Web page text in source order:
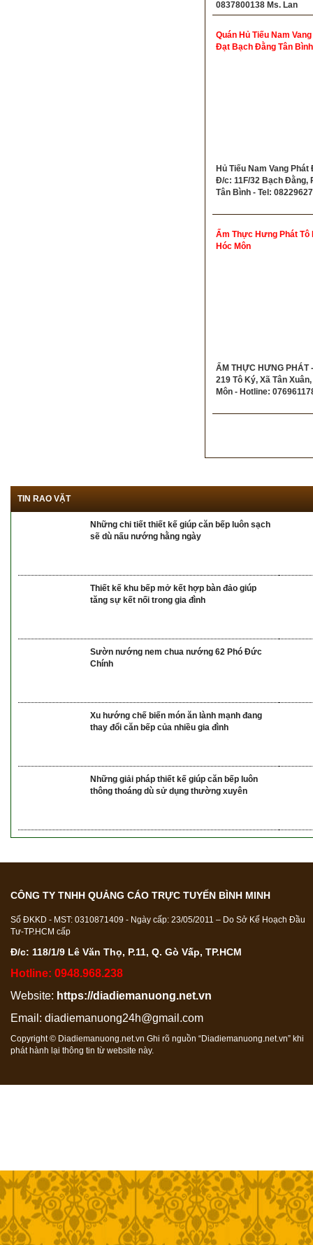
0837800138 Ms. Lan
Quán Hủ Tiếu Nam
Đạt Bạch Đằng Tân Bình
Hủ Tiếu Nam Vang Phát
Đ/c: 11F/32 Bạch Đằng,
Tân Bình - Tel:
Ẩm Thực Hưng Phát Tô
Hóc Môn
ẨM THỰC HƯNG PHÁT
219 Tô Ký, Xã Tân
Môn - Hotline:
TIN RAO VẶT
Những chi tiết thiết kế giúp căn bếp luôn sạch
sẽ dù nấu nướng hằng ngày
Thiết kế khu bếp mở kết hợp bàn đảo giúp
tăng sự kết nối trong gia đình
Sườn nướng nem chua nướng 62 Phó Đức
Chính
Xu hướng chế biến món ăn lành mạnh đang
thay đổi căn bếp của nhiều gia đình
Những giải pháp thiết kế giúp căn bếp luôn
thông thoáng dù sử dụng thường xuyên
CÔNG TY TNHH QUẢNG CÁO TRỰC TUYẾN BÌNH MINH
Số ĐKKD - MST: 0310871409 - Ngày cấp: 23/05/2011 – Do Sở Kế Hoạch Đầu
Tư-TP.HCM cấp
Đ/c: 118/1/9 Lê Văn Thọ, P.11, Q. Gò Vấp, TP.HCM
Hotline: 0948.968.238
Website: https://diadiemanuong.net.vn
Email: diadiemanuong24h@gmail.com
Copyright © Diadiemanuong.net.vn Ghi rõ nguồn “Diadiemanuong.net.vn” khi
phát hành lại thông tin từ website này.